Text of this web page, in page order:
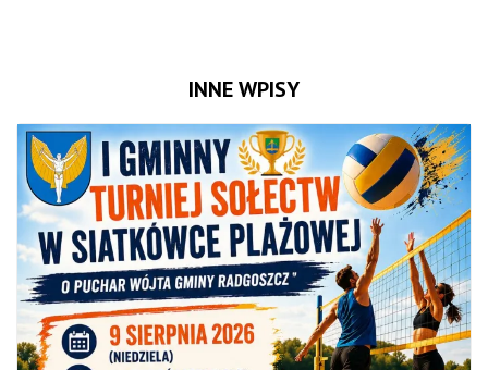
INNE WPISY